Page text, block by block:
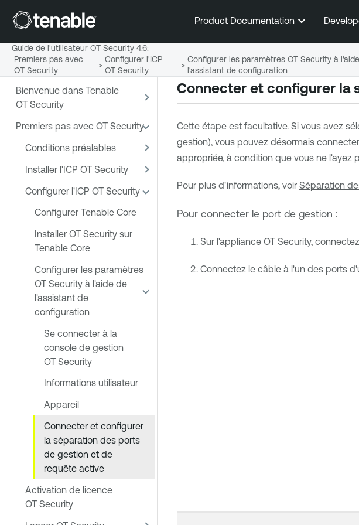
Product Documentation
Bienvenue dans Tenable
OT Security
Premiers pas avec OT Security
Conditions préalables
Installer l'ICP OT Security
Configurer l'ICP OT Security
Configurer Tenable Core
Installer OT Security sur
Tenable Core
Configurer les paramètres
OT Security à l'aide de
l'assistant de
configuration
Se connecter à la
console de gestion
OT Security
Informations utilisateur
Appareil
Connecter et configurer
la séparation des ports
de gestion et de
requête active
Activation de licence
OT Security
Connecter et configurer la
Cette étape est facultative. Si vous avez
gestion), vous pouvez désormais
appropriée, à condition que vous ne l'ayez
Pour plus d'informations, voir Séparation
Pour connecter le port de gestion :
Sur l'appliance OT Security,
Connectez le câble à l'un des ports
Guide de l'utilisateur OT Security 4.6:
Premiers pas avec
OT Security
>
Configurer l'ICP
OT Security
>
Configurer les paramètres OT Security à
l'assistant de configuration